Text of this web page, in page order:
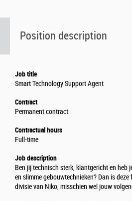
Position description
Job title
Smart Technology Support Agent
Contract
Permanent contract
Contractual hours
Full-time
Job description
Ben jij technisch sterk, klantgericht en heb
en slimme gebouwtechnieken? Dan is
divisie van Niko, misschien wel jouw